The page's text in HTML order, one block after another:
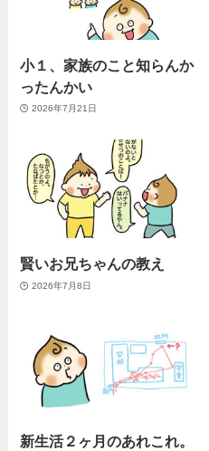
小１、家族のこと知らんか
ったんかい
2026年7月21日
賢いお兄ちゃんの教え
2026年7月8日
新生活２ヶ月のあれこれ。